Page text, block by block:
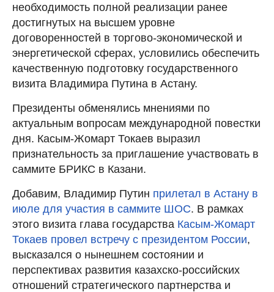
необходимость полной реализации ранее
достигнутых на высшем уровне
договоренностей в торгово-экономической и
энергетической сферах, условились обеспечить
качественную подготовку государственного
визита Владимира Путина в Астану.
Президенты обменялись мнениями по
актуальным вопросам международной повестки
дня. Касым-Жомарт Токаев выразил
признательность за приглашение участвовать в
саммите БРИКС в Казани.
Добавим, Владимир Путин прилетал в Астану в
июле для участия в саммите ШОС. В рамках
этого визита глава государства Касым-Жомарт
Токаев провел встречу с президентом России,
высказался о нынешнем состоянии и
перспективах развития казахско-российских
отношений стратегического партнерства и